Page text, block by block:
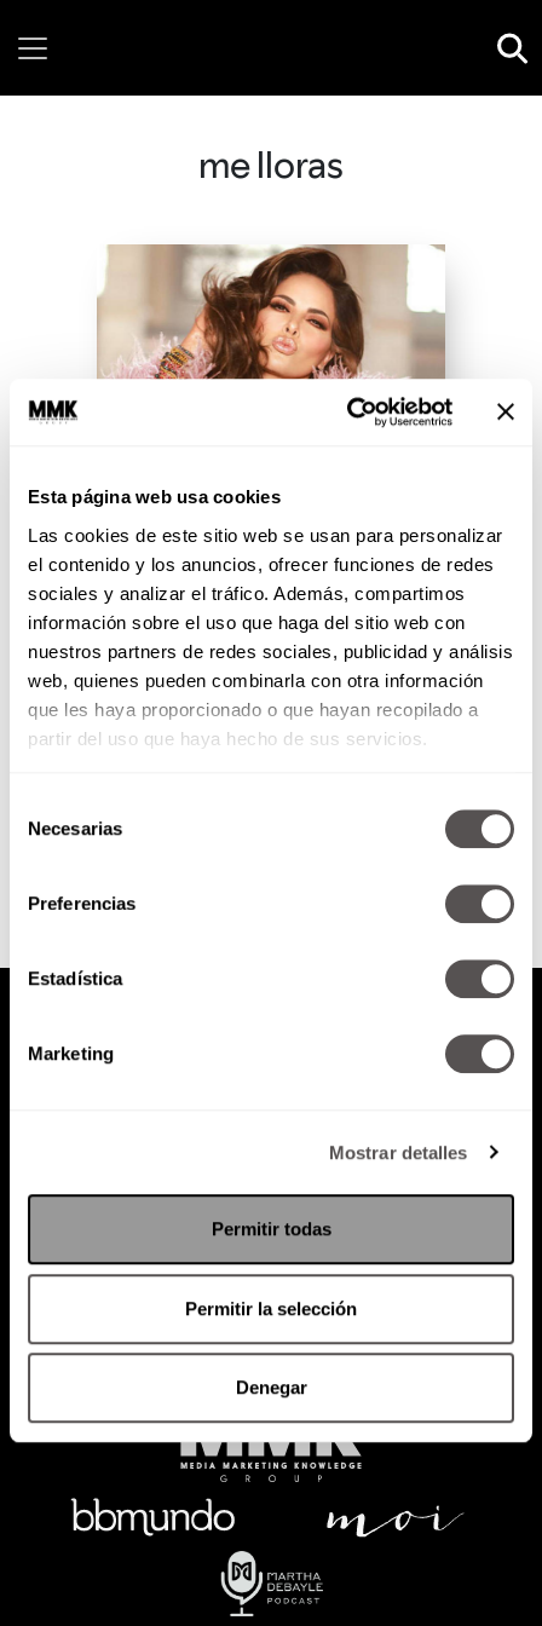
Esta página web usa cookies
Las cookies de este sitio web se usan para personalizar
el contenido y los anuncios, ofrecer funciones de redes
sociales y analizar el tráfico. Además, compartimos
información sobre el uso que haga del sitio web con
nuestros partners de redes sociales, publicidad y análisis
web, quienes pueden combinarla con otra información
que les haya proporcionado o que hayan recopilado a
partir del uso que haya hecho de sus servicios.
Necesarias
Preferencias
Estadística
Marketing
Mostrar detalles
Permitir todas
Permitir la selección
Denegar
me lloras
PHONER: Gloria Trevi y su
nuevo sencillo
Gloria Trevi nos va a presentar su
nuevo sencillo “Me lloras”
Política de Privacidad
PODCAST RADIO MARTHA EVENTOS
SACA TU ID